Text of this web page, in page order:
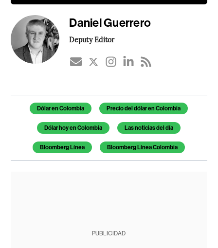
Daniel Guerrero
Deputy Editor
Temas de este artículo
Dólar en Colombia Precio del dólar en Colombia
Dólar hoy en Colombia Las noticias del día
Bloomberg Línea Bloomberg Línea Colombia
PUBLICIDAD